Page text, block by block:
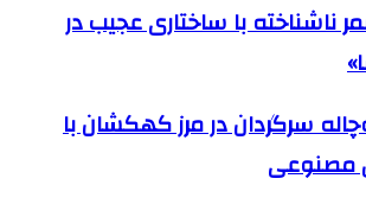
با ساختاری عجیب در
سرگردان در مرز کهکشان با